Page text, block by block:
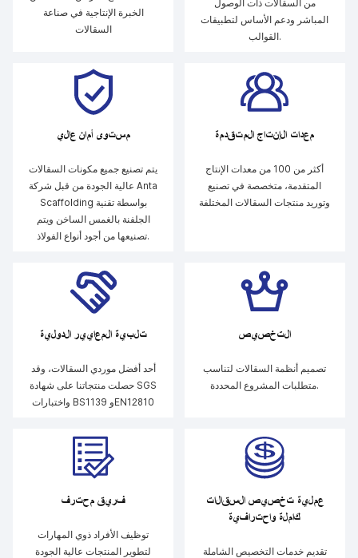
الخبرة الإنتاجية في صناعة
السقالات
من السقالات ذات الوصول
المباشر ودعم الأساس لتطبيقات
القوالب.
مستوى أمان عالي
يتم تصنيع جميع مكونات السقالات
عالية الجودة من قبل شركة Anta
Scaffolding بواسطة تقنية
الجلفنة بالغمس الساخن ويتم
تصنيعها من أجود أنواع الفولاذ.
معدات الإنتاج المتقدمة
أكثر من 100 من معدات الإنتاج
المتقدمة، متخصصة في تصنيع
وتوريد منتجات السقالات المختلفة
تلبية المعايير الدولية
أحد أفضل موردي السقالات، وقد
حصلت منتجاتنا على شهادة SGS
واختبارات BS1139 وEN12810
التخصيص
تصميم أنظمة السقالات لتناسب
متطلبات المشروع المحددة.
فريق محترف
توظيف الأفراد ذوي المهارات
لتطوير المنتجات عالية الجودة
عملية تخصيص السقالات
كاملة واحترافية
تقديم خدمات التخصيص الشاملة